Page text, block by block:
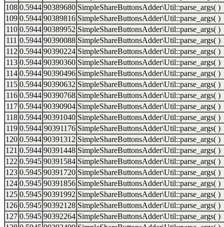
108 0.5944 90389680 SimpleShareButtonsAdder\Util::parse_args( )
109 0.5944 90389816 SimpleShareButtonsAdder\Util::parse_args( )
110 0.5944 90389952 SimpleShareButtonsAdder\Util::parse_args( )
111 0.5944 90390088 SimpleShareButtonsAdder\Util::parse_args( )
112 0.5944 90390224 SimpleShareButtonsAdder\Util::parse_args( )
113 0.5944 90390360 SimpleShareButtonsAdder\Util::parse_args( )
114 0.5944 90390496 SimpleShareButtonsAdder\Util::parse_args( )
115 0.5944 90390632 SimpleShareButtonsAdder\Util::parse_args( )
116 0.5944 90390768 SimpleShareButtonsAdder\Util::parse_args( )
117 0.5944 90390904 SimpleShareButtonsAdder\Util::parse_args( )
118 0.5944 90391040 SimpleShareButtonsAdder\Util::parse_args( )
119 0.5944 90391176 SimpleShareButtonsAdder\Util::parse_args( )
120 0.5944 90391312 SimpleShareButtonsAdder\Util::parse_args( )
121 0.5944 90391448 SimpleShareButtonsAdder\Util::parse_args( )
122 0.5945 90391584 SimpleShareButtonsAdder\Util::parse_args( )
123 0.5945 90391720 SimpleShareButtonsAdder\Util::parse_args( )
124 0.5945 90391856 SimpleShareButtonsAdder\Util::parse_args( )
125 0.5945 90391992 SimpleShareButtonsAdder\Util::parse_args( )
126 0.5945 90392128 SimpleShareButtonsAdder\Util::parse_args( )
127 0.5945 90392264 SimpleShareButtonsAdder\Util::parse_args( )